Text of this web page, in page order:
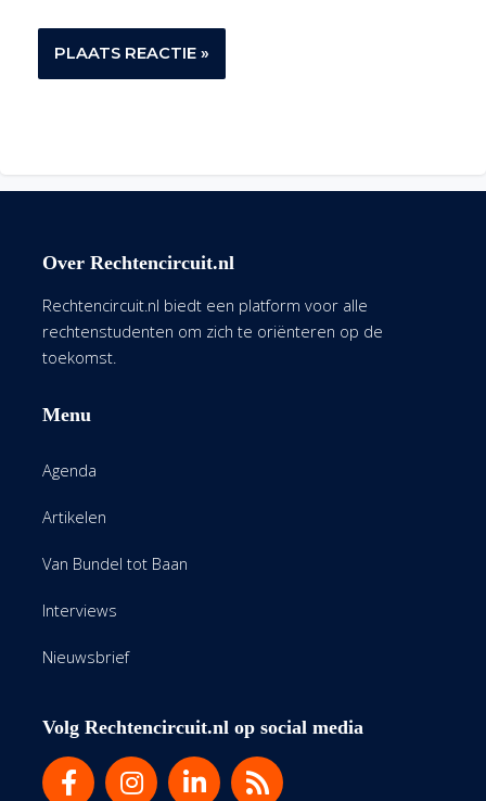
Over Rechtencircuit.nl
Rechtencircuit.nl biedt een platform voor alle
rechtenstudenten om zich te oriënteren op de
toekomst.
Menu
Agenda
Artikelen
Van Bundel tot Baan
Interviews
Nieuwsbrief
Volg Rechtencircuit.nl op social media